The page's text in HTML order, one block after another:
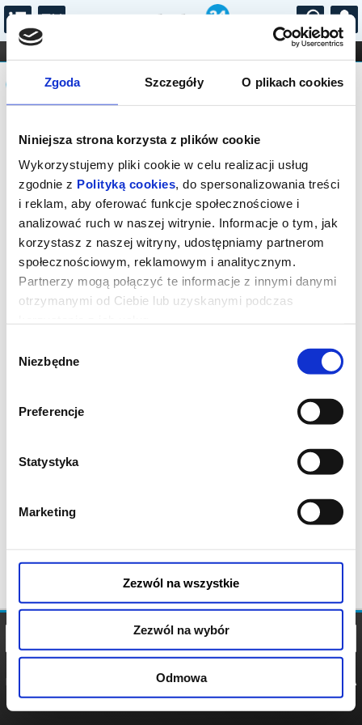
Zgoda Szczegóły O plikach cookies
Niniejsza strona korzysta z plików cookie
Wykorzystujemy pliki cookie w celu realizacji usług
zgodnie z Polityką cookies, do spersonalizowania treści
i reklam, aby oferować funkcje społecznościowe i
analizować ruch w naszej witrynie. Informacje o tym, jak
korzystasz z naszej witryny, udostępniamy partnerom
społecznościowym, reklamowym i analitycznym.
Partnerzy mogą połączyć te informacje z innymi danymi
otrzymanymi od Ciebie lub uzyskanymi podczas
zgody
Niezbędne
Preferencje
Statystyka
Marketing
Zezwól na wszystkie
Zezwól na wybór
Odmowa
...
FILHARMONIA OPERA I BALET
STAND-UP
DLA DZIECI
Komunikat
Sprzedaż biletów on-line na wydarzenie
została zakończona.
POLITYKA
POLITYKA